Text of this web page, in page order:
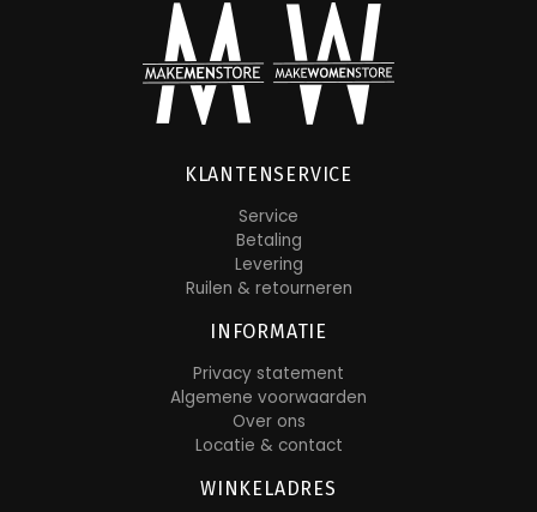
KLANTENSERVICE
Service
Betaling
Levering
Ruilen & retourneren
INFORMATIE
Privacy statement
Algemene voorwaarden
Over ons
Locatie & contact
WINKELADRES